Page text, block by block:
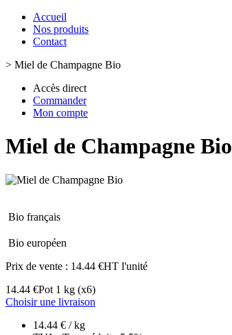
Accueil
Nos produits
Contact
> Miel de Champagne Bio
Accès direct
Commander
Mon compte
Miel de Champagne Bio
Bio français
Bio européen
Prix de vente : 14.44 €HT l'unité
14.44 €Pot 1 kg (x6)
Choisir une livraison
14.44 € / kg